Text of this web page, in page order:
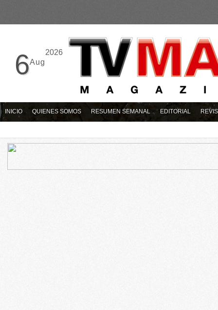
6Aug
2026
INICIO QUIENES SOMOS RESUMEN SEMANAL EDITORIAL